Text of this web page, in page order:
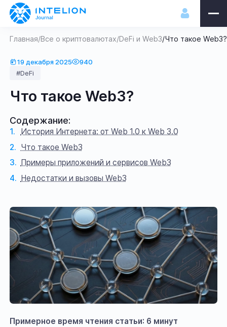
Главная/Все о криптовалютах/DeFi и Web3/Что такое Web3?
19 декабря 2025
940
#DeFi
Что такое Web3?
Содержание:
История Интернета: от Web 1.0 к Web 3.0
Что такое Web3
Примеры приложений и сервисов Web3
Недостатки и вызовы Web3
Примерное время чтения статьи: 6 минут